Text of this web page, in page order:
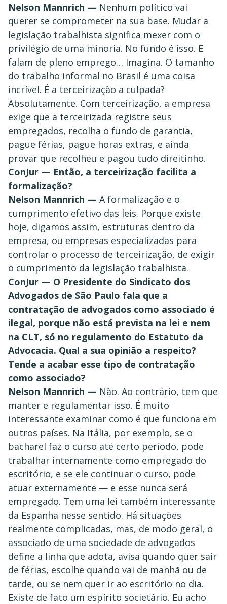
Nelson Mannrich — Nenhum político vai
querer se comprometer na sua base. Mudar a
legislação trabalhista significa mexer com o
privilégio de uma minoria. No fundo é isso. E
falam de pleno emprego… Imagina. O tamanho
do trabalho informal no Brasil é uma coisa
incrível. É a terceirização a culpada?
Absolutamente. Com terceirização, a empresa
exige que a terceirizada registre seus
empregados, recolha o fundo de garantia,
pague férias, pague horas extras, e ainda
provar que recolheu e pagou tudo direitinho.
ConJur — Então, a terceirização facilita a
formalização?
Nelson Mannrich — A formalização e o
cumprimento efetivo das leis. Porque existe
hoje, digamos assim, estruturas dentro da
empresa, ou empresas especializadas para
controlar o processo de terceirização, de exigir
o cumprimento da legislação trabalhista.
ConJur — O Presidente do Sindicato dos
Advogados de São Paulo fala que a
contratação de advogados como associado é
ilegal, porque não está prevista na lei e nem
na CLT, só no regulamento do Estatuto da
Advocacia. Qual a sua opinião a respeito?
Tende a acabar esse tipo de contratação
como associado?
Nelson Mannrich — Não. Ao contrário, tem que
manter e regulamentar isso. É muito
interessante examinar como é que funciona em
outros países. Na Itália, por exemplo, se o
bacharel faz o curso até certo período, pode
trabalhar internamente como empregado do
escritório, e se ele continuar o curso, pode
atuar externamente — e esse nunca será
empregado. Tem uma lei também interessante
da Espanha nesse sentido. Há situações
realmente complicadas, mas, de modo geral, o
associado de uma sociedade de advogados
define a linha que adota, avisa quando quer sair
de férias, escolhe quando vai de manhã ou de
tarde, ou se nem quer ir ao escritório no dia.
Existe de fato um espírito societário. Eu acho